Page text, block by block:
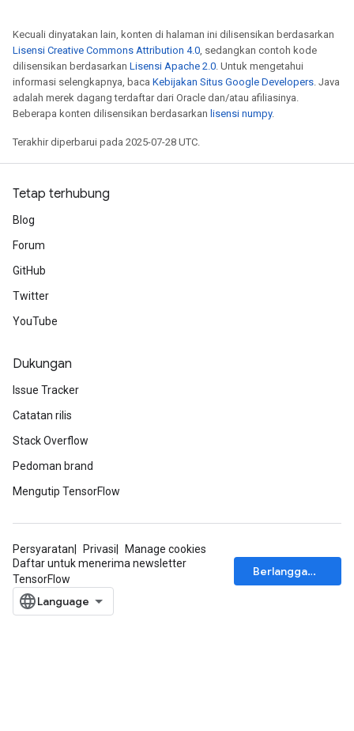
Kecuali dinyatakan lain, konten di halaman ini dilisensikan berdasarkan
Lisensi Creative Commons Attribution 4.0, sedangkan contoh kode
dilisensikan berdasarkan Lisensi Apache 2.0. Untuk mengetahui
informasi selengkapnya, baca Kebijakan Situs Google Developers. Java
adalah merek dagang terdaftar dari Oracle dan/atau afiliasinya.
Beberapa konten dilisensikan berdasarkan lisensi numpy.
Terakhir diperbarui pada 2025-07-28 UTC.
Tetap terhubung
Blog
Forum
GitHub
Twitter
YouTube
Dukungan
Issue Tracker
Catatan rilis
Stack Overflow
Pedoman brand
Mengutip TensorFlow
Persyaratan Privasi
Manage cookies
Daftar untuk menerima newsletter
TensorFlow
Berlangganan